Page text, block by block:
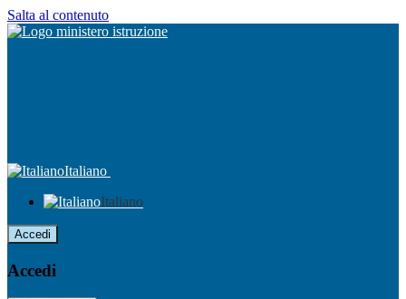
Salta al contenuto
Italiano
Italiano
Accedi
Accedi